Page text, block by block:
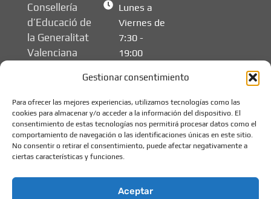
Gestionar consentimiento
Para ofrecer las mejores experiencias, utilizamos tecnologías como las
cookies para almacenar y/o acceder a la información del dispositivo. El
consentimiento de estas tecnologías nos permitirá procesar datos como el
comportamiento de navegación o las identificaciones únicas en este sitio.
No consentir o retirar el consentimiento, puede afectar negativamente a
ciertas características y funciones.
Aceptar
Consellería
d’Educació de
la Generalitat
Valenciana
Lunes a
Viernes de
7:30 -
19:00